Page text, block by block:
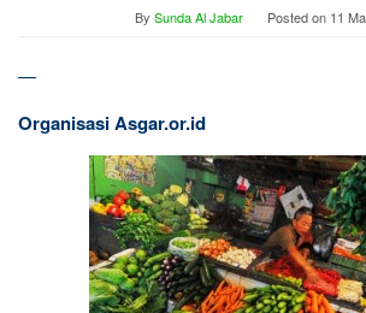
By Sunda Al Jabar Posted on 11
—
Organisasi Asgar.or.id